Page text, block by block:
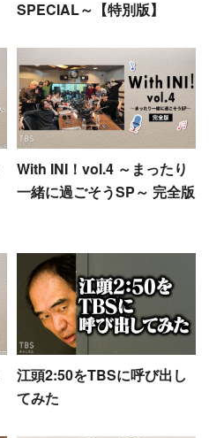
SPECIAL～【特別版】
With INI！vol.4 ～まったり
一緒に過ごそうSP～ 完全版
江頭2:50をTBSに呼び出し
てみた